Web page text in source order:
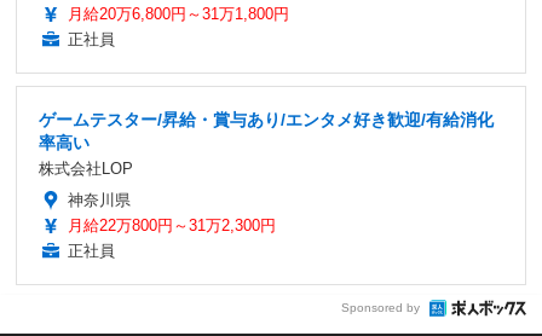
月給20万6,800円～31万1,800円
正社員
ゲームテスター/昇給・賞与あり/エンタメ好き歓迎/有給消化
率高い
株式会社LOP
神奈川県
月給22万800円～31万2,300円
正社員
Sponsored by